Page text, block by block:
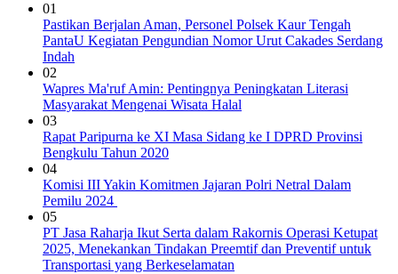
01
Pastikan Berjalan Aman, Personel Polsek Kaur Tengah
PantaU Kegiatan Pengundian Nomor Urut Cakades Serdang
Indah
02
Wapres Ma'ruf Amin: Pentingnya Peningkatan Literasi
Masyarakat Mengenai Wisata Halal
03
Rapat Paripurna ke XI Masa Sidang ke I DPRD Provinsi
Bengkulu Tahun 2020
04
Komisi III Yakin Komitmen Jajaran Polri Netral Dalam
Pemilu 2024
05
PT Jasa Raharja Ikut Serta dalam Rakornis Operasi Ketupat
2025, Menekankan Tindakan Preemtif dan Preventif untuk
Transportasi yang Berkeselamatan